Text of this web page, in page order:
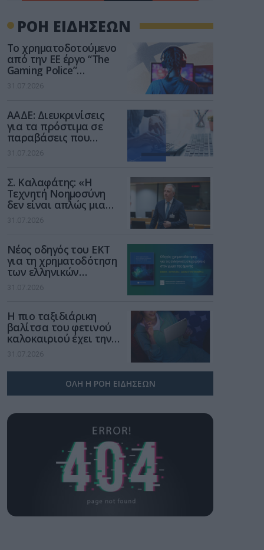
ΡΟΗ ΕΙΔΗΣΕΩΝ
Το χρηματοδοτούμενο
από την ΕΕ έργο “The
Gaming Police”
ενισχύει την ασφάλεια
των παιδιών στο
31.07.2026
ΑΑΔΕ: Διευκρινίσεις
για τα πρόστιμα σε
παραβάσεις που
αφορούν τους ΦΗΜ
31.07.2026
Σ. Καλαφάτης: «Η
Τεχνητή Νοημοσύνη
δεν είναι απλώς μια
νέα τεχνολογία, είναι
μια νέα βιομηχανική
31.07.2026
Νέος οδηγός του ΕΚΤ
για τη χρηματοδότηση
των ελληνικών
επιχειρήσεων στον
χώρο της άμυνας
31.07.2026
Η πιο ταξιδιάρικη
βαλίτσα του φετινού
καλοκαιριού έχει την
υπογραφή της Xiaomi
31.07.2026
ΟΛΗ Η ΡΟΗ ΕΙΔΗΣΕΩΝ